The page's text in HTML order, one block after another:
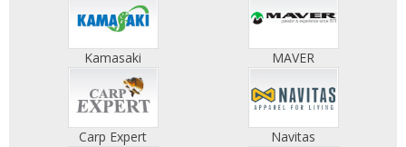
Kamasaki MAVER
Carp Expert Navitas